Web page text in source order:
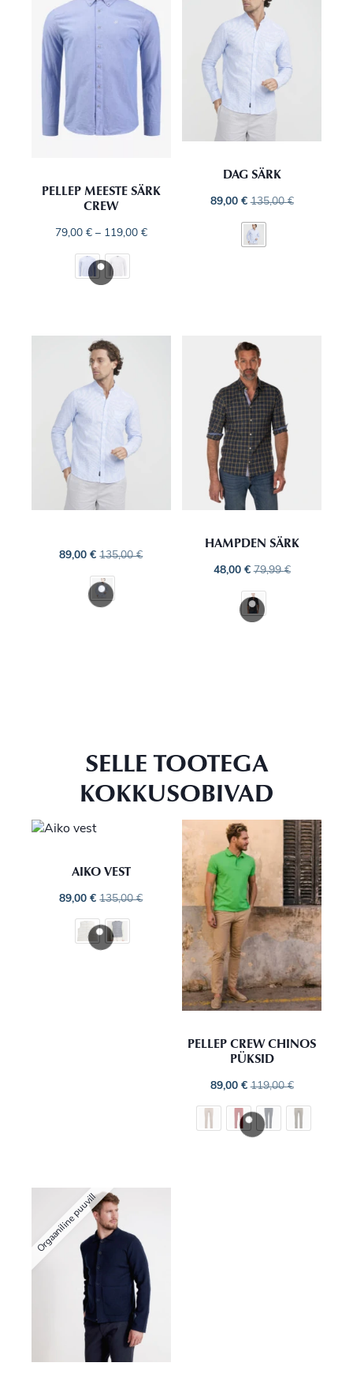
PELLEP MEESTE SÄRK
CREW
79,00 € – 119,00 €
DAG SÄRK
89,00 € 135,00€
89,00€ 135,00€
HAMPDEN SÄRK
48,00 € 79,99€
SELLE TOOTEGA
KOKKUSOBIVAD
AIKO VEST
89,00€ 135,00€
PELLEP CREW CHINOS
PÜKSID
89,00 € 119,00€
Orgaaniline puuvill